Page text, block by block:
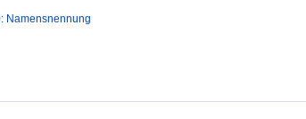
Namensnennung